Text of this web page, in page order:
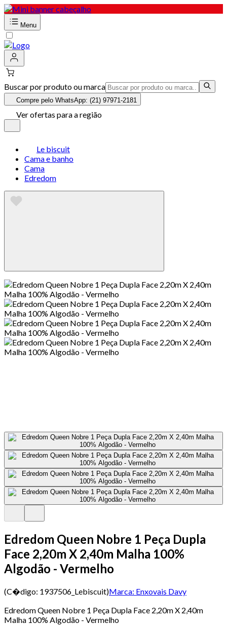
Menu
Buscar por produto ou marca
Compre pelo WhatsApp: (21) 97971-2181
Ver ofertas para a região
Le biscuit
Cama e banho
Cama
Edredom
Edredom Queen Nobre 1 Peça Dupla
Face 2,20m X 2,40m Malha 100%
Algodão - Vermelho
(C�digo: 1937506_Lebiscuit)Marca: Enxovais Davy
Edredom Queen Nobre 1 Peça Dupla Face 2,20m X 2,40m
Malha 100% Algodão - Vermelho